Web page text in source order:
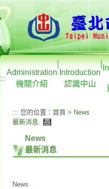
:::
Administration
機關介紹
Introduction
認識中山
::: 您的位置： 首頁 > News
最新消息.
News
最新消息
News